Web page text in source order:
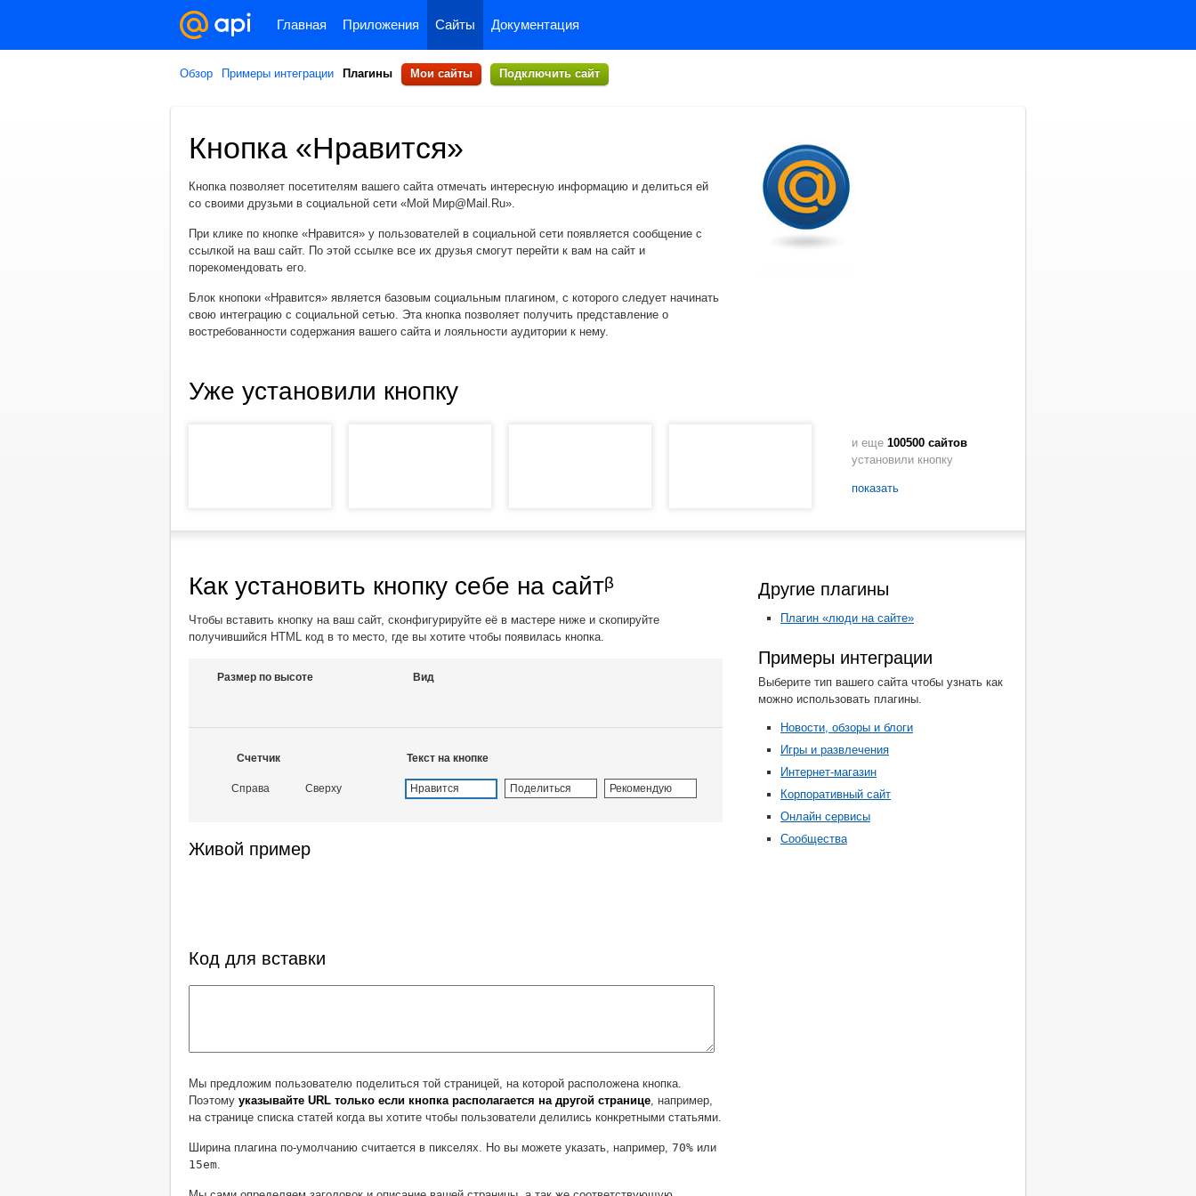
Главная Приложения Сайты Документация
Обзор Примеры интеграции Плагины Мои сайты Подключить сайт
Кнопка «Нравится»
Кнопка позволяет посетителям вашего сайта отмечать интересную информацию и делиться ей
со своими друзьми в социальной сети «Мой Мир@Mail.Ru».
При клике по кнопке «Нравится» у пользователей в социальной сети появляется сообщение с
ссылкой на ваш сайт. По этой ссылке все их друзья смогут перейти к вам на сайт и
порекомендовать его.
Блок кнопоки «Нравится» является базовым социальным плагином, с которого следует начинать
свою интеграцию с социальной сетью. Эта кнопка позволяет получить представление о
востребованности содержания вашего сайта и лояльности аудитории к нему.
Уже установили кнопку
и еще 100500 сайтов
установили кнопку
показать
Как установить кнопку себе на сайтᵝ
Чтобы вставить кнопку на ваш сайт, сконфигурируйте её в мастере ниже и скопируйте
получившийся HTML код в то место, где вы хотите чтобы появилась кнопка.
Размер по высоте Вид
Счетчик
Справа Сверху
Текст на кнопке
Нравится Поделиться Рекомендую
Живой пример
Код для вставки
Мы предложим пользователю поделиться той страницей, на которой расположена кнопка.
Поэтому указывайте URL только если кнопка располагается на другой странице, например,
на странице списка статей когда вы хотите чтобы пользователи делились конкретными статьями.
Ширина плагина по-умолчанию считается в пикселях. Но вы можете указать, например, 70% или
15em.
Другие плагины
Плагин «люди на сайте»
Примеры интеграции
Выберите тип вашего сайта чтобы узнать как
можно использовать плагины.
Новости, обзоры и блоги
Игры и развлечения
Интернет-магазин
Корпоративный сайт
Онлайн сервисы
Сообщества